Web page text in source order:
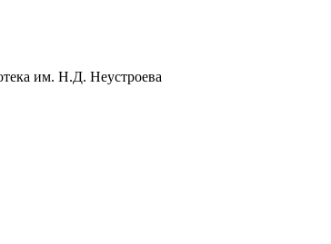
им. Н.Д. Неустроева